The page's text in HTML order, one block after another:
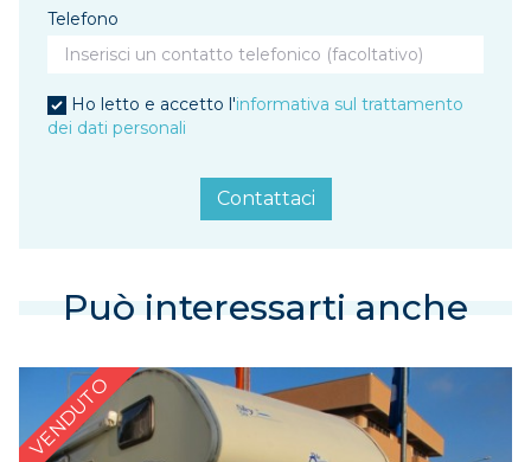
Telefono
Ho letto e accetto l'informativa sul trattamento
dei dati personali
Contattaci
Può interessarti anche
VENDUTO